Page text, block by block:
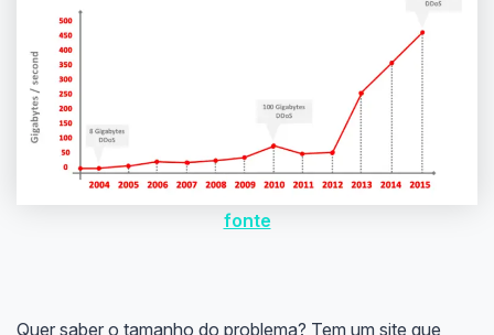
fonte
Quer saber o tamanho do problema? Tem um site que